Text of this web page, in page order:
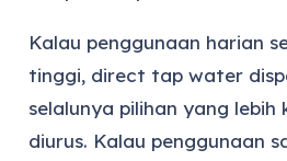
Kalau penggunaan harian
tinggi, direct tap water
selalunya pilihan yang lebih
diurus. Kalau penggunaan